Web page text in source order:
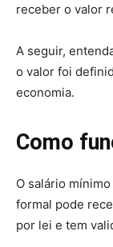
receber o valor
A seguir,
o valor foi
economia.
Como
O salário
formal pode
por lei e tem